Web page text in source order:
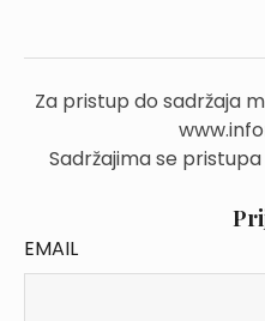
Za pristup do sadržaja
Sadržajima se
EMAIL